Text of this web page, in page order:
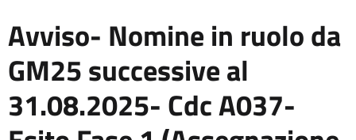
Avviso- Nomine in ruolo da
GM25 successive al
31.08.2025- Cdc A037-